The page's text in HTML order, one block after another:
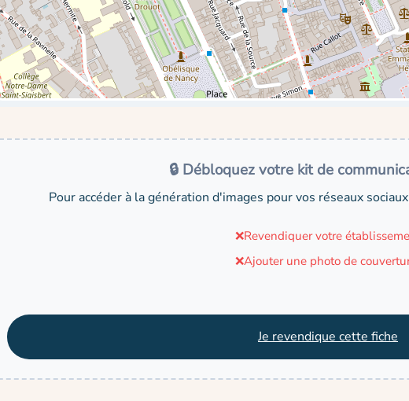
🔒 Débloquez votre kit de
Pour accéder à la génération d'images pour vos réseaux
❌Revendiquer votre
❌Ajouter une photo de
Je revendique cette fiche